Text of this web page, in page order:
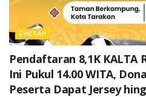
DAERAH
Pendaftaran 8,1K KALTA
Ini Pukul 14.00 WITA,
Peserta Dapat Jersey